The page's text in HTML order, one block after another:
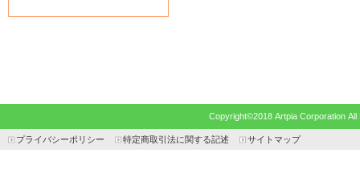
Copyright©2018 Artpia Corporation
プライバシーポリシー 特定商取引法に関する記述 サイトマップ